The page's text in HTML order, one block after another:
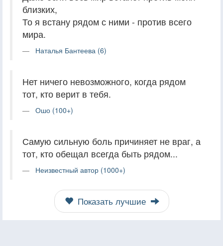
близких,
То я встану рядом с ними - против всего
мира.
Наталья Бантеева (6)
Нет ничего невозможного, когда рядом
тот, кто верит в тебя.
Ошо (100+)
Самую сильную боль причиняет не враг, а
тот, кто обещал всегда быть рядом...
Неизвестный автор (1000+)
Показать лучшие